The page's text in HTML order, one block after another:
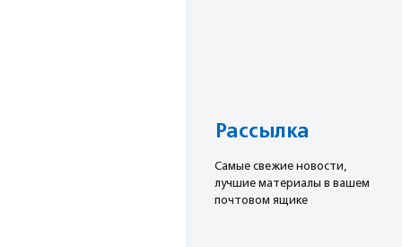
Рассылка
Cамые свежие новости,
лучшие материалы в вашем
почтовом ящике